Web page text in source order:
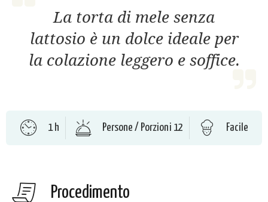
La torta di mele senza
lattosio è un dolce ideale per
la colazione leggero e soffice.
1 h Persone / Porzioni 12 Facile
Procedimento